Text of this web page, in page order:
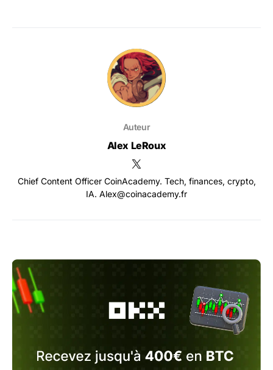
Auteur
Alex LeRoux
Chief Content Officer CoinAcademy. Tech, finances, crypto,
IA. Alex@coinacademy.fr